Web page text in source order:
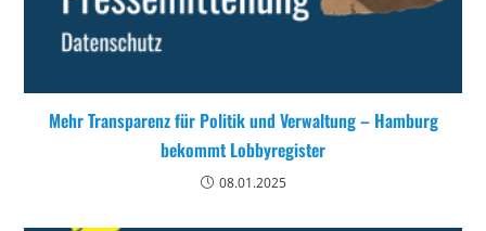
Mehr Transparenz für Politik und Verwaltung – Hamburg
bekommt Lobbyregister
08.01.2025